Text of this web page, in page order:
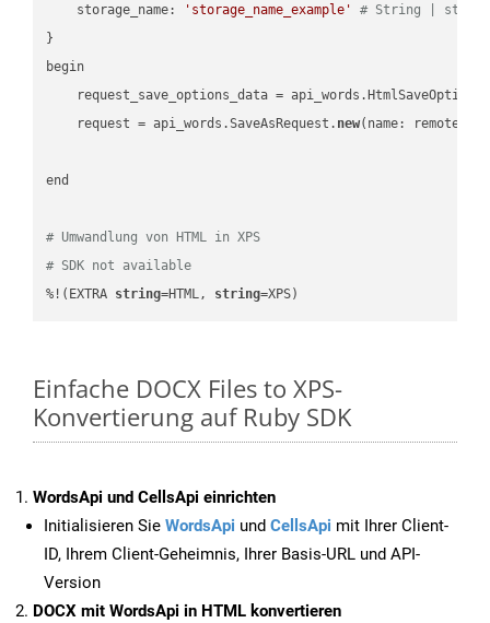
    storage_name:
'storage_name_example'
# String |
}
begin
request_save_options_data =
    request = api_words.SaveAsRequest.
new(name:
end
# Umwandlung von HTML in XPS
# SDK not available
%!(EXTRA string=HTML, string=XPS)
Einfache DOCX Files to XPS-
Konvertierung auf Ruby SDK
WordsApi und CellsApi einrichten
Initialisieren Sie WordsApi und CellsApi mit Ihrer Client-
ID, Ihrem Client-Geheimnis, Ihrer Basis-URL und API-
Version
DOCX mit WordsApi in HTML konvertieren